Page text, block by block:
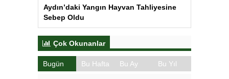
Aydın’daki Yangın Hayvan Tahliyesine
Sebep Oldu
Çok Okunanlar
Bugün Bu Hafta Bu Ay Bu Yıl